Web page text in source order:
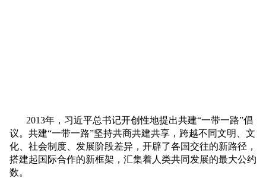
2013年，习近平总书记开创性地提出共建“一带一路”倡
议。共建“一带一路”坚持共商共建共享，跨越不同文明、文
化、社会制度、发展阶段差异，开辟了各国交往的新路径，
搭建起国际合作的新框架，汇集着人类共同发展的最大公约
数。